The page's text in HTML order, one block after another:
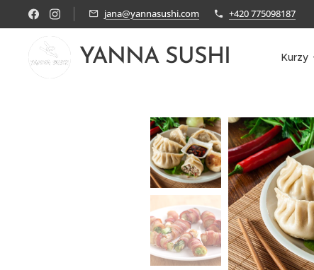
jana@yannasushi.com +420 775098187
YANNA SUSHI Kurzy